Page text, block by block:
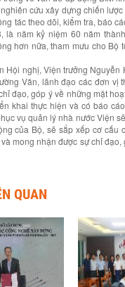
cứu xây dựng chiến
tác theo dõi, kiểm tra, báo
là năm kỷ niệm 60 năm
hơn nữa, tham mưu cho Bộ
Hội nghị, Viện trưởng Nguyễn
Văn, lãnh đạo các đơn vị
đạo, góp ý về những mặt
khai thực hiện và có báo
vụ quản lý nhà nước Viện
của Bộ, sẽ sắp xếp cơ cấu
mong nhận được sự chỉ đạo,
QUAN